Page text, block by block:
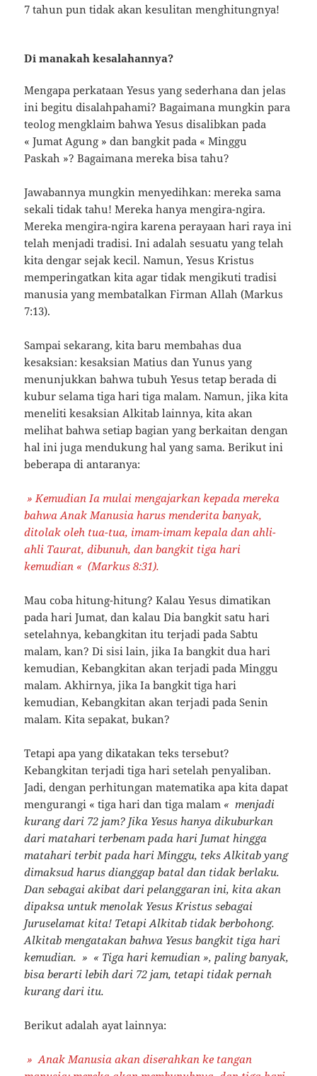
7 tahun pun tidak akan kesulitan menghitungnya!
Di manakah kesalahannya?
Mengapa perkataan Yesus yang sederhana dan jelas
ini begitu disalahpahami? Bagaimana mungkin para
teolog mengklaim bahwa Yesus disalibkan pada
« Jumat Agung » dan bangkit pada « Minggu
Paskah »? Bagaimana mereka bisa tahu?
Jawabannya mungkin menyedihkan: mereka sama
sekali tidak tahu! Mereka hanya mengira-ngira.
Mereka mengira-ngira karena perayaan hari raya ini
telah menjadi tradisi. Ini adalah sesuatu yang telah
kita dengar sejak kecil. Namun, Yesus Kristus
memperingatkan kita agar tidak mengikuti tradisi
manusia yang membatalkan Firman Allah (Markus
7:13).
Sampai sekarang, kita baru membahas dua
kesaksian: kesaksian Matius dan Yunus yang
menunjukkan bahwa tubuh Yesus tetap berada di
kubur selama tiga hari tiga malam. Namun, jika kita
meneliti kesaksian Alkitab lainnya, kita akan
melihat bahwa setiap bagian yang berkaitan dengan
hal ini juga mendukung hal yang sama. Berikut ini
beberapa di antaranya:
» Kemudian Ia mulai mengajarkan kepada mereka
bahwa Anak Manusia harus menderita banyak,
ditolak oleh tua-tua, imam-imam kepala dan ahli-
ahli Taurat, dibunuh, dan bangkit tiga hari
kemudian « (Markus 8:31).
Mau coba hitung-hitung? Kalau Yesus dimatikan
pada hari Jumat, dan kalau Dia bangkit satu hari
setelahnya, kebangkitan itu terjadi pada Sabtu
malam, kan? Di sisi lain, jika Ia bangkit dua hari
kemudian, Kebangkitan akan terjadi pada Minggu
malam. Akhirnya, jika Ia bangkit tiga hari
kemudian, Kebangkitan akan terjadi pada Senin
malam. Kita sepakat, bukan?
Tetapi apa yang dikatakan teks tersebut?
Kebangkitan terjadi tiga hari setelah penyaliban.
Jadi, dengan perhitungan matematika apa kita dapat
mengurangi « tiga hari dan tiga malam « menjadi
kurang dari 72 jam? Jika Yesus hanya dikuburkan
dari matahari terbenam pada hari Jumat hingga
matahari terbit pada hari Minggu, teks Alkitab yang
dimaksud harus dianggap batal dan tidak berlaku.
Dan sebagai akibat dari pelanggaran ini, kita akan
dipaksa untuk menolak Yesus Kristus sebagai
Juruselamat kita! Tetapi Alkitab tidak berbohong.
Alkitab mengatakan bahwa Yesus bangkit tiga hari
kemudian. » « Tiga hari kemudian », paling banyak,
bisa berarti lebih dari 72 jam, tetapi tidak pernah
kurang dari itu.
Berikut adalah ayat lainnya:
» Anak Manusia akan diserahkan ke tangan